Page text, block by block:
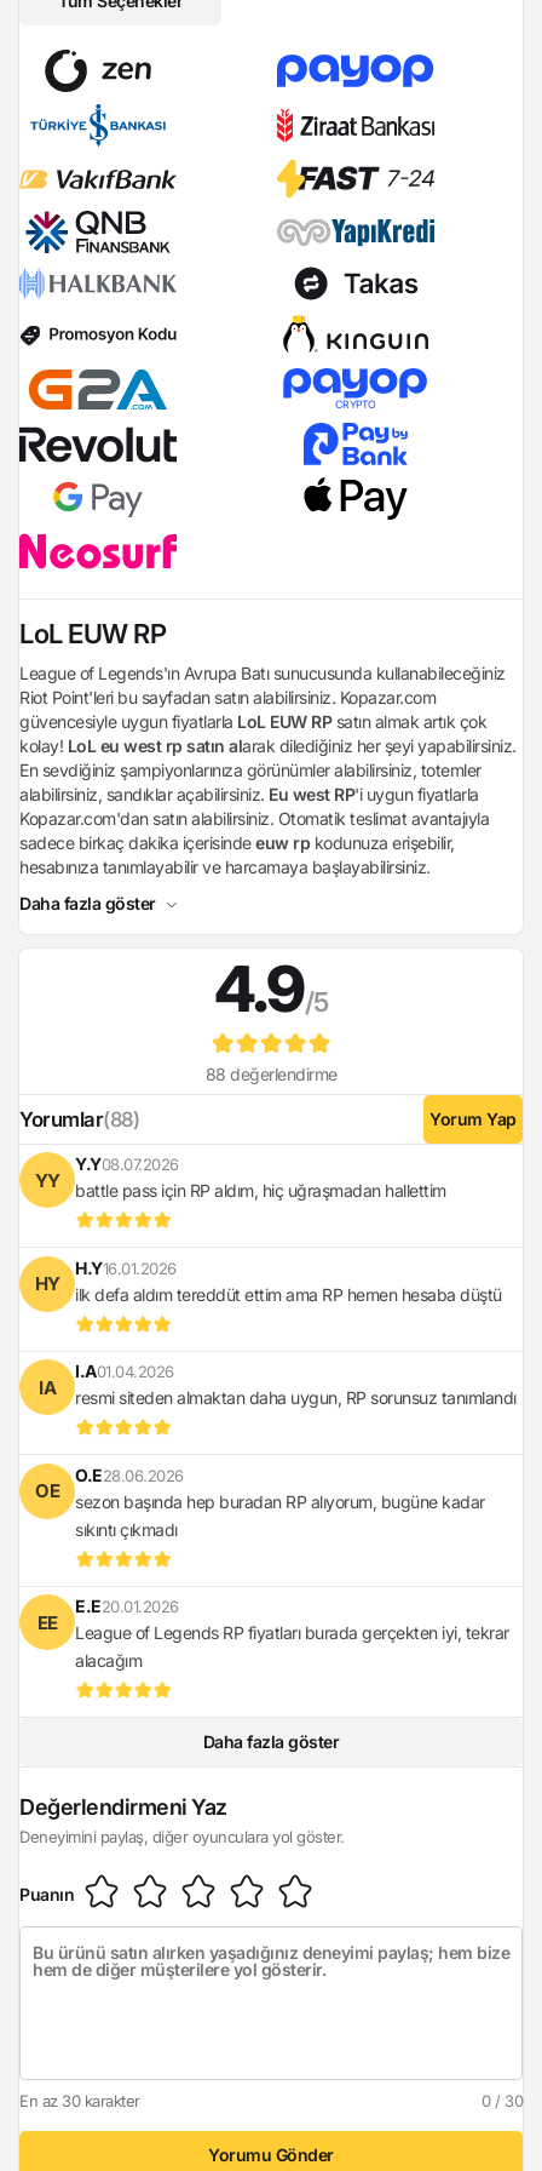
CRYPTO
LoL EUW RP
League of Legends'ın Avrupa Batı sunucusunda kullanabileceğiniz
Riot Point'leri bu sayfadan satın alabilirsiniz. Kopazar.com
güvencesiyle uygun fiyatlarla LoL EUW RPsatın almak artık çok
kolay! LoL eu west rp satın alarak dilediğiniz her şeyi yapabilirsiniz.
En sevdiğiniz şampiyonlarınıza görünümler alabilirsiniz, totemler
alabilirsiniz, sandıklar açabilirsiniz. Eu west RP'i uygun fiyatlarla
Kopazar.com'dan satın alabilirsiniz. Otomatik teslimat avantajıyla
sadece birkaç dakika içerisindeeuw rp kodunuza erişebilir,
hesabınıza tanımlayabilir ve harcamaya başlayabilirsiniz.
Daha fazla göster
4.9/5
88 değerlendirme
Yorumlar(88) Yorum Yap
YY
Y.Y08.07.2026
battle pass için RP aldım, hiç uğraşmadan hallettim
HY
H.Y16.01.2026
ilk defa aldım tereddüt ettim ama RP hemen hesaba düştü
IA
I.A01.04.2026
resmi siteden almaktan daha uygun, RP sorunsuz tanımlandı
OE
O.E28.06.2026
sezon başında hep buradan RP alıyorum, bugüne kadar
sıkıntı çıkmadı
EE
E.E20.01.2026
League of Legends RP fiyatları burada gerçekten iyi, tekrar
alacağım
Daha fazla göster
Değerlendirmeni Yaz
Deneyimini paylaş, diğer oyunculara yol göster.
Puanın
En az 30 karakter 0 / 30
Yorumu Gönder